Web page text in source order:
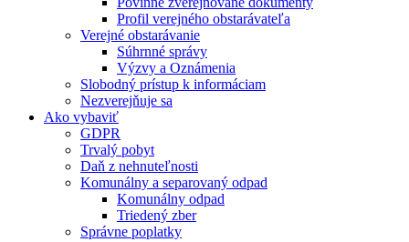
Profil verejného obstarávateľa
Verejné obstarávanie
Súhrnné správy
Výzvy a Oznámenia
Slobodný prístup k informáciam
Nezverejňuje sa
Ako vybaviť
GDPR
Trvalý pobyt
Daň z nehnuteľnosti
Komunálny a separovaný odpad
Komunálny odpad
Triedený zber
Správne poplatky